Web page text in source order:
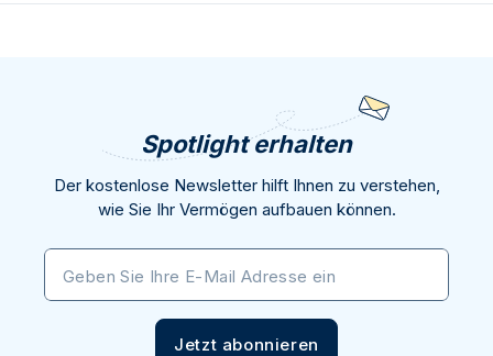
Spotlight erhalten
Der kostenlose Newsletter hilft Ihnen zu verstehen,
wie Sie Ihr Vermögen aufbauen können.
Geben Sie Ihre E-Mail Adresse ein
Jetzt abonnieren